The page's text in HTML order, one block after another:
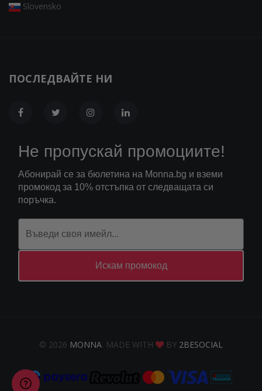
Slovensko
ПОСЛЕДВАЙТЕ НИ
Не пропускай промоциите!
Абонирай се за бюлетина на Monna.bg и вземи
промокод за 10% отстъпка от следващата си
поръчка.
Искам промокод
© 2026 MONNA. MADE WITH BY 2BESOCIAL